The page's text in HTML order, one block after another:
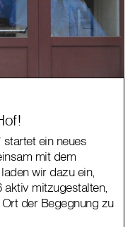
ein neues
mit dem
wir dazu ein,
aktiv mitzugestalten,
der Begegnung zu